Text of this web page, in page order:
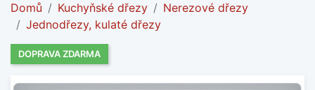
Domů Kuchyňské dřezy
Nerezové dřezy
Jednodřezy, kulaté dřezy
DOPRAVA ZDARMA